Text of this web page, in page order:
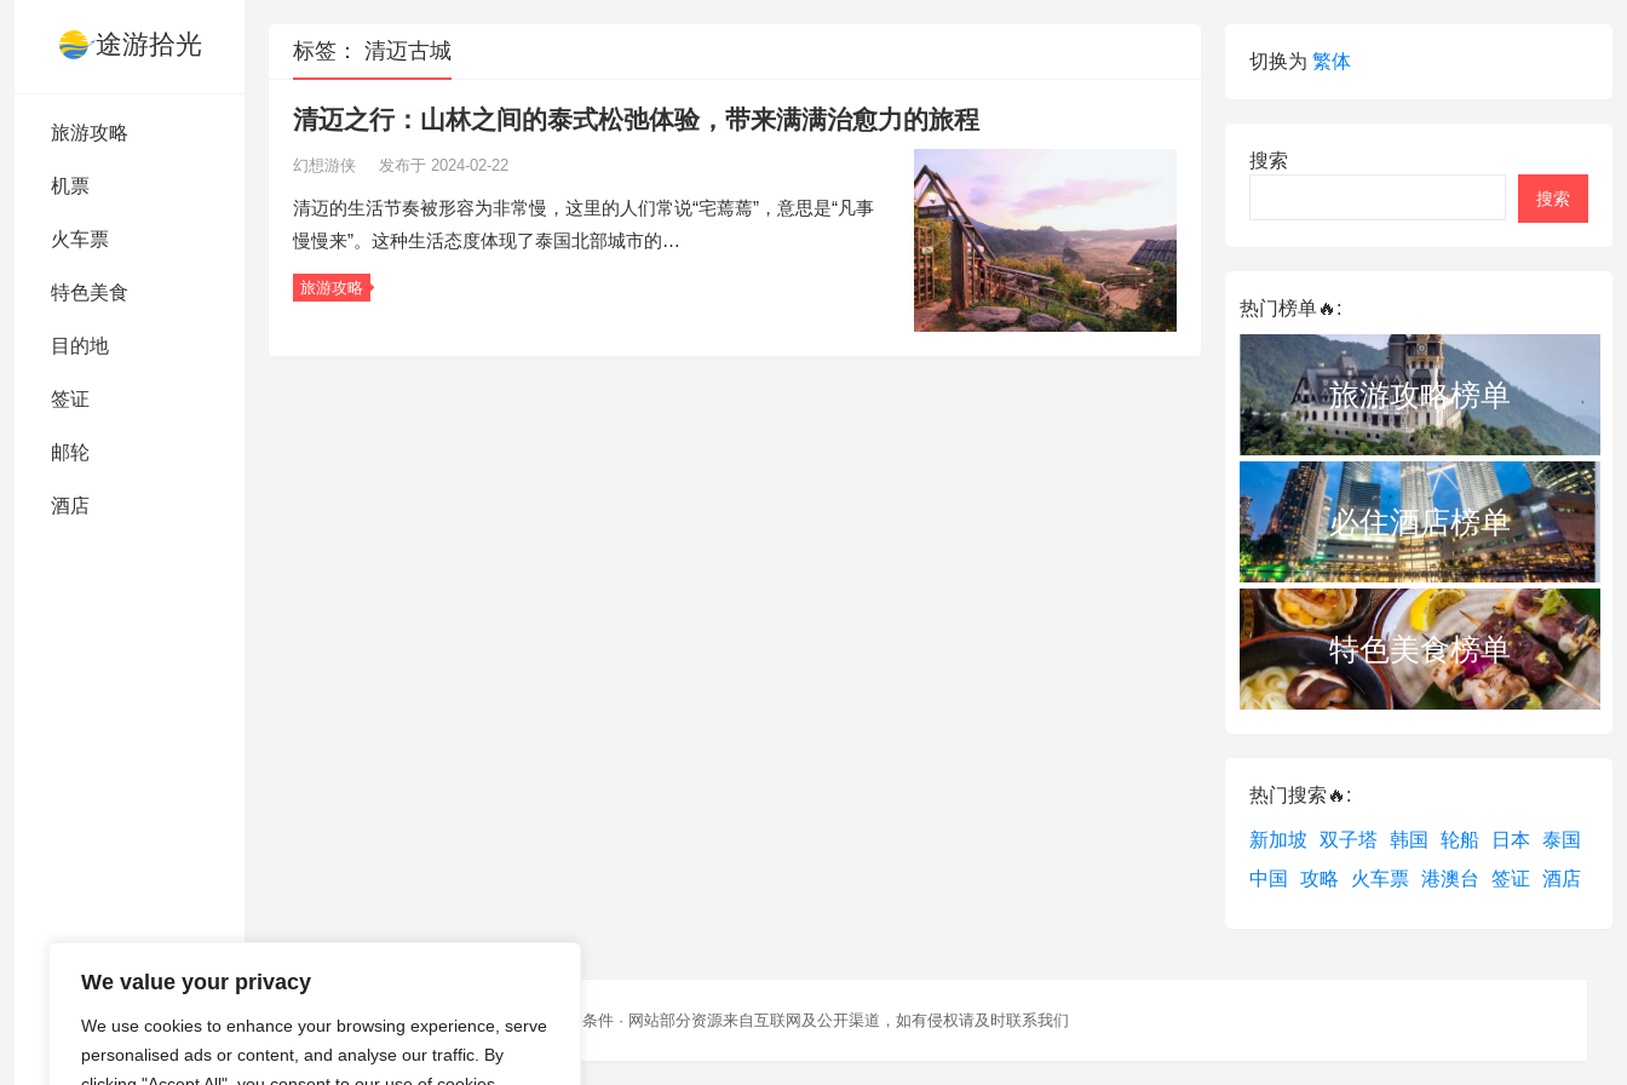
We value your privacy
We use cookies to enhance your browsing experience, serve
personalised ads or content, and analyse our traffic. By
途游拾光
旅游攻略
机票
火车票
特色美食
目的地
签证
邮轮
酒店
标签： 清迈古城
清迈之行：山林之间的泰式松弛体验，带来满满治愈力的旅程
幻想游侠 发布于 2024-02-22
清迈的生活节奏被形容为非常慢，这里的人们常说“宅蔫蔫”，意思是“凡事
慢慢来”。这种生活态度体现了泰国北部城市的…
旅游攻略
切换为 繁体
搜索
搜索
热门榜单🔥:
旅游攻略榜单
必住酒店榜单
特色美食榜单
热门搜索🔥:
新加坡 双子塔 韩国 轮船 日本 泰国
中国
攻略 火车票 港澳台 签证 酒店
© 2026途游拾光·隐私政策| 服务条款和条件 · 网站部分资源来自互联网及公开渠道，如有侵权请及时联系我们